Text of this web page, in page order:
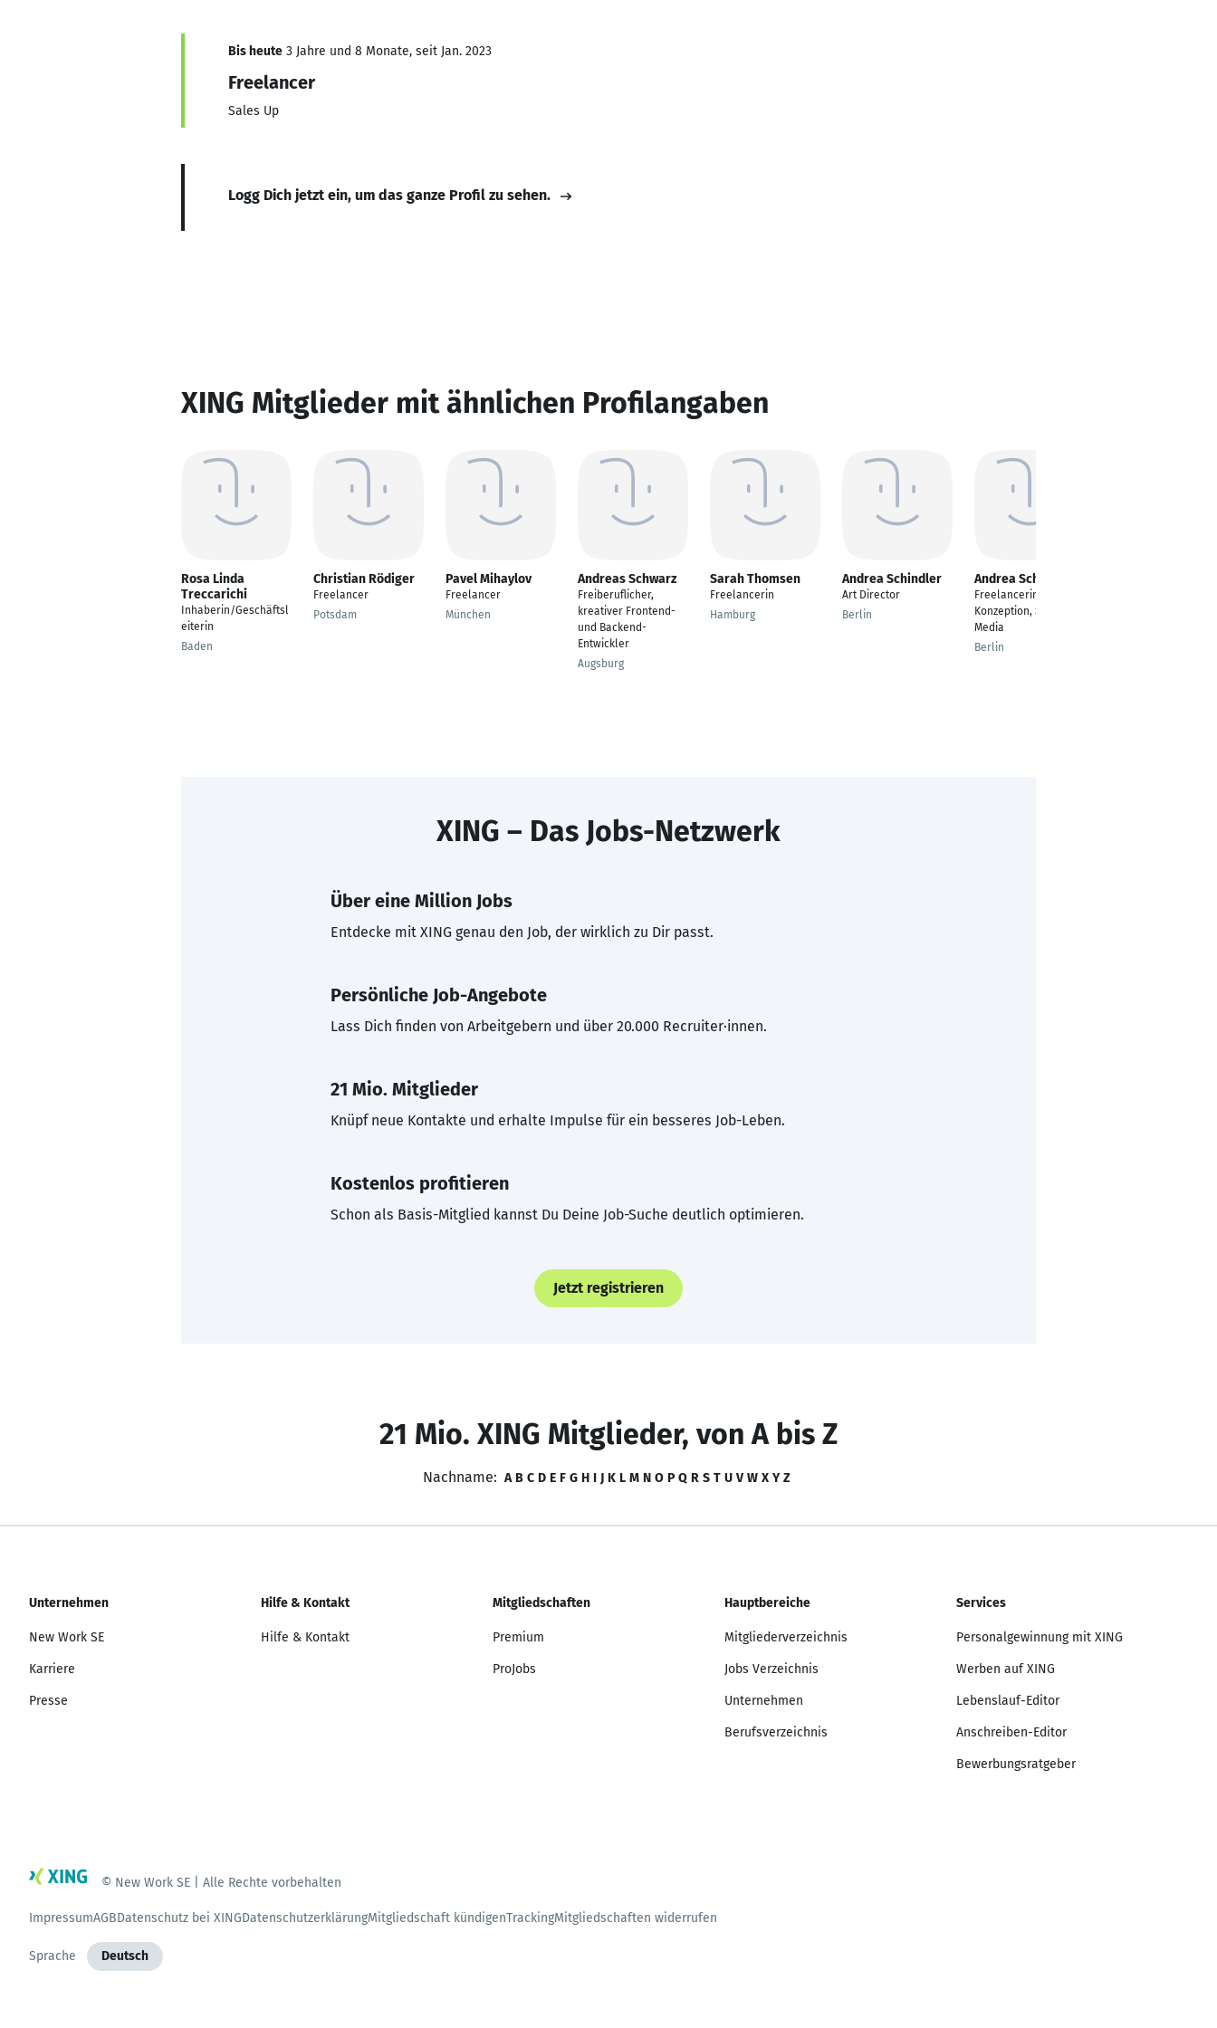
Bis heute 3 Jahre und 8 Monate, seit Jan. 2023
Freelancer
Sales Up
Logg Dich jetzt ein, um das ganze Profil zu sehen.
XING Mitglieder mit ähnlichen Profilangaben
Rosa Linda
Treccarichi
Inhaberin/Geschäftsl
eiterin
Baden
Christian Rödiger
Freelancer
Potsdam
Pavel Mihaylov
Freelancer
München
Andreas Schwarz
Freiberuflicher,
kreativer Frontend-
und Backend-
Entwickler
Augsburg
Sarah Thomsen
Freelancerin
Hamburg
Andrea Schindler
Art Director
Berlin
Andrea Schmidt
Freelancerin Text,
Konzeption, Social
Media
Berlin
XING – Das Jobs-Netzwerk
Über eine Million Jobs
Entdecke mit XING genau den Job, der wirklich zu Dir passt.
Persönliche Job-Angebote
Lass Dich finden von Arbeitgebern und über 20.000 Recruiter·innen.
21 Mio. Mitglieder
Knüpf neue Kontakte und erhalte Impulse für ein besseres Job-Leben.
Kostenlos profitieren
Schon als Basis-Mitglied kannst Du Deine Job-Suche deutlich optimieren.
Jetzt registrieren
21 Mio. XING Mitglieder, von A bis Z
Nachname: A B C D E F G H I J K L M N O P Q R S T U V W X Y Z
Unternehmen
New Work SE
Karriere
Presse
Hilfe & Kontakt
Hilfe & Kontakt
Mitgliedschaften
Premium
ProJobs
Hauptbereiche
Mitgliederverzeichnis
Jobs Verzeichnis
Unternehmen
Berufsverzeichnis
Services
Personalgewinnung mit XING
Werben auf XING
Lebenslauf-Editor
Anschreiben-Editor
Bewerbungsratgeber
© New Work SE | Alle Rechte vorbehalten
ImpressumAGBDatenschutz bei XINGDatenschutzerklärungMitgliedschaft kündigenTrackingMitgliedschaften widerrufen
Sprache Deutsch